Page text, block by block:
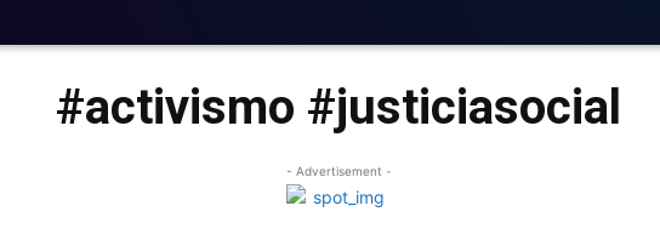
#activismo #justiciasocial
- Advertisement -